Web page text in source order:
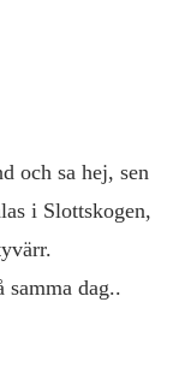
och sa hej, sen
i Slottskogen,
samma dag..